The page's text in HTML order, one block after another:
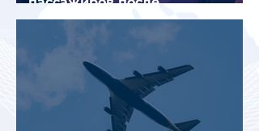
предполагаемой серии краж